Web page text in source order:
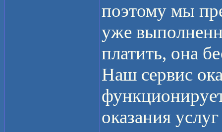
поэтому мы
уже
платить, она
Наш сервис
оказания